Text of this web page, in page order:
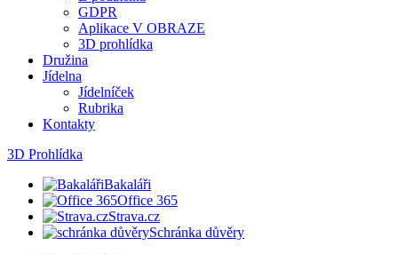
GDPR
Aplikace V OBRAZE
3D prohlídka
Družina
Jídelna
Jídelníček
Rubrika
Kontakty
3D Prohlídka
Bakaláři
Office 365
Strava.cz
Schránka důvěry